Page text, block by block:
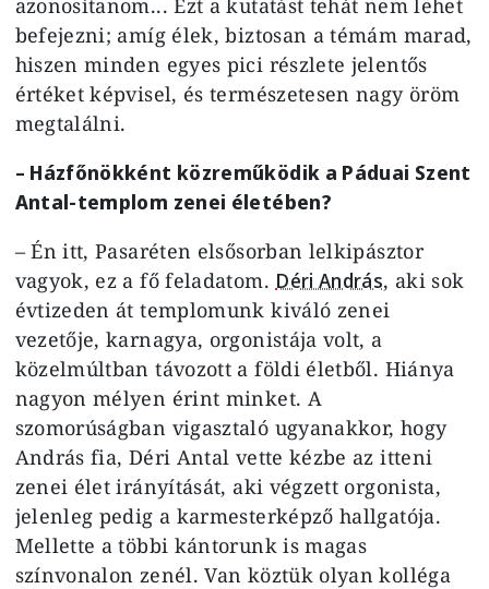
befejezni; amíg élek, biztosan a témám marad,
hiszen minden egyes pici részlete jelentős
értéket képvisel, és természetesen nagy öröm
megtalálni.
– Házfőnökként közreműködik a Páduai Szent
Antal-templom zenei életében?
– Én itt, Pasaréten elsősorban lelkipásztor
vagyok, ez a fő feladatom. Déri András, aki sok
évtizeden át templomunk kiváló zenei
vezetője, karnagya, orgonistája volt, a
közelmúltban távozott a földi életből. Hiánya
nagyon mélyen érint minket. A
szomorúságban vigasztaló ugyanakkor, hogy
András fia, Déri Antal vette kézbe az itteni
zenei élet irányítását, aki végzett orgonista,
jelenleg pedig a karmesterképző hallgatója.
Mellette a többi kántorunk is magas
színvonalon zenél. Van köztük olyan kolléga